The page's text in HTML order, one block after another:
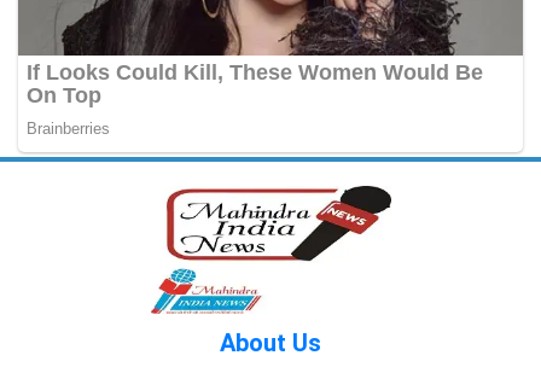
About Us